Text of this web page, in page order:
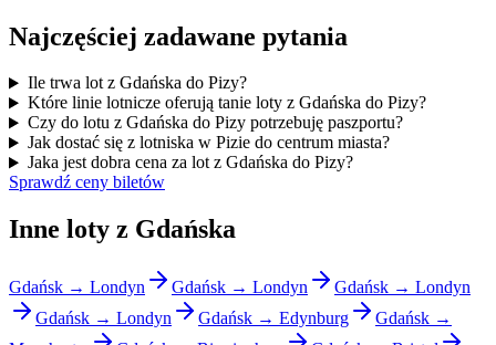
Najczęściej zadawane pytania
Ile trwa lot z Gdańska do Pizy?
Które linie lotnicze oferują tanie loty z Gdańska do Pizy?
Czy do lotu z Gdańska do Pizy potrzebuję paszportu?
Jak dostać się z lotniska w Pizie do centrum miasta?
Jaka jest dobra cena za lot z Gdańska do Pizy?
Sprawdź ceny biletów
Inne loty z Gdańska
Gdańsk → Londyn Gdańsk → Londyn
Gdańsk → Londyn
Gdańsk → Londyn
Gdańsk → Edynburg
Gdańsk →